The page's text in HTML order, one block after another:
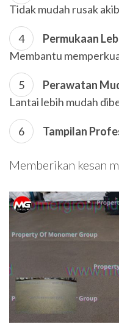
Tidak mudah rusak
Permukaan
Membantu
Perawatan
Lantai lebih mudah
Tampilan
Memberikan kesan